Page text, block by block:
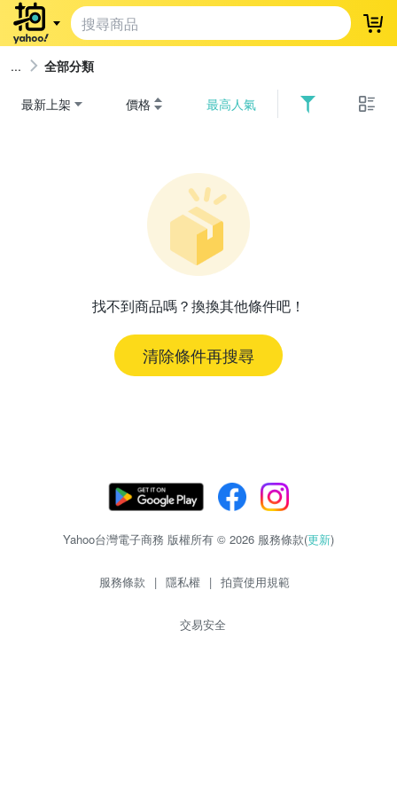
登
全部分類
最新上架 價格 最高人氣
找不到商品嗎？換換其他條件吧！
清除條件再搜尋
Yahoo台灣電子商務 版權所有 © 2026 服務條款(更新)
服務條款 | 隱私權 | 拍賣使用規範
交易安全